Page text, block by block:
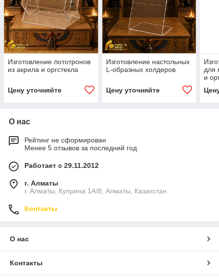
Изготовление лототронов
из акрила и оргстекла
Цену уточняйте
Изготовление настольных
L-образных холдеров
Цену уточняйте
для
и
О нас
Рейтинг не сформирован
Менее 5 отзывов за последний год
Работает с 29.11.2012
г. Алматы
г. Алматы, Куприна 1А/8, Алматы, Казахстан
Контакты
О нас
Контакты